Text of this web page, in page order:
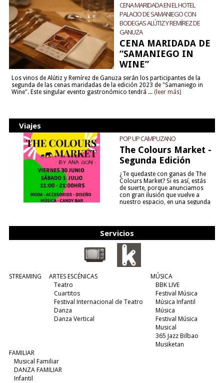
CENA MARIDADA EN EL HOTEL
PALACIO DE SAMANIEGO CON
BODEGAS ALÚTIZ Y REMÍREZ DE
GANUZA
CENA MARIDADA DE
“SAMANIEGO IN
WINE”
Los vinos de Alútiz y Remírez de Ganuza serán los participantes de la
segunda de las cenas maridadas de la edición 2023 de "Samaniego in
Wine". Este singular evento gastronómico tendrá ... (leer más)
Viajes
POP UP CAMPUZANO
The Colours Market -
Segunda Edición
¿Te quedaste con ganas de The
Colours Market? Si es así, estás
de suerte, porque anunciamos
con gran ilusión que vuelve a
nuestro espacio, en una segunda
Servicios
STREAMING
ARTES ESCÉNICAS
Teatro
Cuartitos
Festival Internacional de Teatro
Danza
Danza Vertical
MÚSICA
BBK LIVE
Festival Música
Música Infantil
Música
Festival Música
Musical
365 Jazz Bilbao
Musiketan
FAMILIAR
Musical Familiar
DANZA FAMILIAR
Infantil